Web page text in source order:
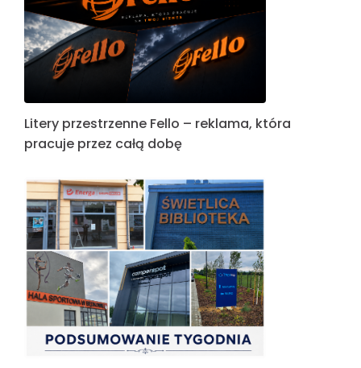
Litery przestrzenne Fello – reklama, która
pracuje przez całą dobę